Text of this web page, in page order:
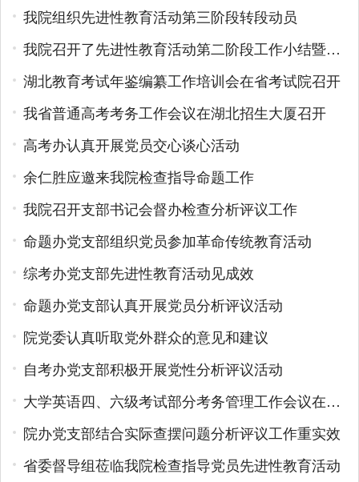
我院组织先进性教育活动第三阶段转段动员
我院召开了先进性教育活动第二阶段工作小结暨转段动员大会
湖北教育考试年鉴编纂工作培训会在省考试院召开
我省普通高考考务工作会议在湖北招生大厦召开
高考办认真开展党员交心谈心活动
余仁胜应邀来我院检查指导命题工作
我院召开支部书记会督办检查分析评议工作
命题办党支部组织党员参加革命传统教育活动
综考办党支部先进性教育活动见成效
命题办党支部认真开展党员分析评议活动
院党委认真听取党外群众的意见和建议
自考办党支部积极开展党性分析评议活动
大学英语四、六级考试部分考务管理工作会议在我省召开
院办党支部结合实际查摆问题分析评议工作重实效
省委督导组莅临我院检查指导党员先进性教育活动